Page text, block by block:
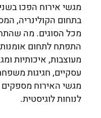
מגשי אירוח הפכו
בתחום הקולינריה,
מכל הסוגים. מה
התפתח לתחום
מעוצבות, איכותיות
עסקיים, חגיגות
מגשי האירוח
לנוחות לוגיסטית.